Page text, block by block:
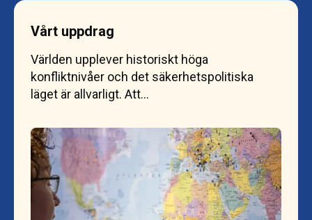
Vårt uppdrag
Världen upplever historiskt höga
konfliktnivåer och det säkerhetspolitiska
läget är allvarligt. Att…